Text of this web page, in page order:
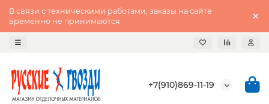
В связи с техническими работами, заказы на сайте
временно не принимаются
+7(910)869-11-19